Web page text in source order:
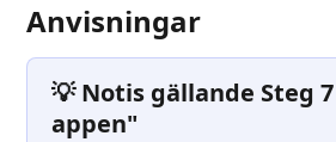
Anvisningar
💡 Notis gällande Steg
appen"